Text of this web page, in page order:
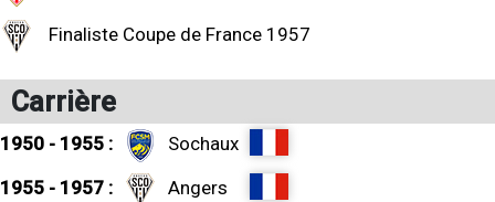
Finaliste Coupe de France 1957
Carrière
1950 - 1955 :
Sochaux
1955 - 1957 :
Angers